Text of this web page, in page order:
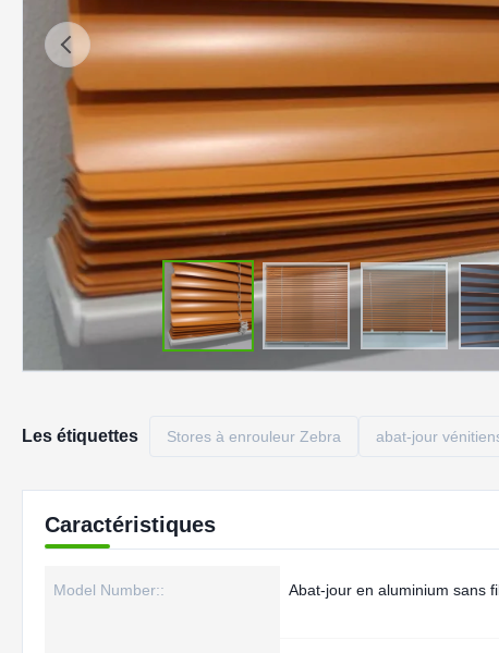
Les étiquettes Stores à enrouleur Zebra abat-jour
Caractéristiques
Model Number:: Abat-jour en aluminium sans